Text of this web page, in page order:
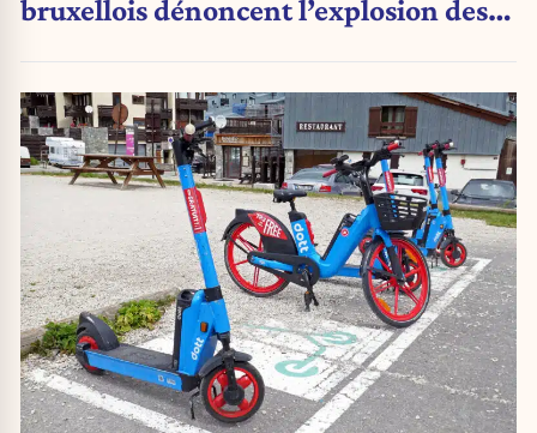
bruxellois dénoncent l’explosion des